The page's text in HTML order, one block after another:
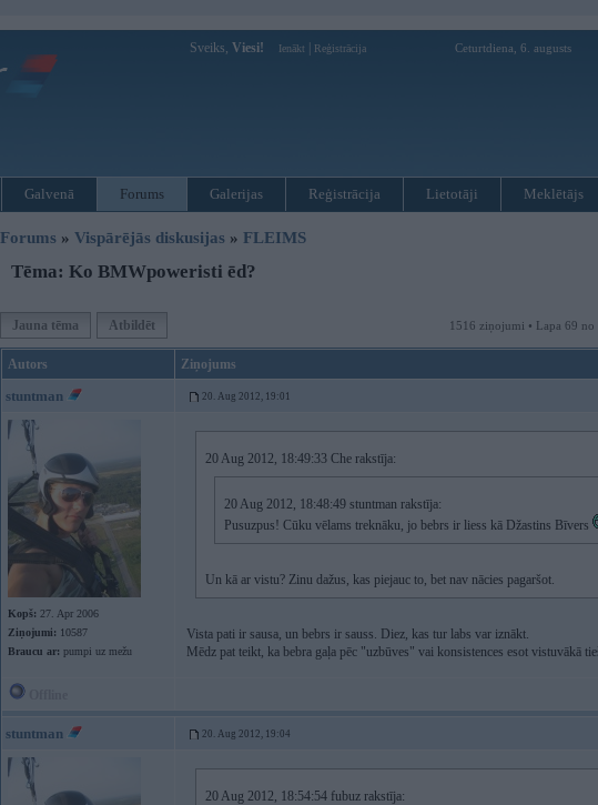
Sveiks, Viesi! Ienākt Reģistrācija Ceturtdiena, 6. augusts
Galvenā Forums Galerijas Reģistrācija Lietotāji Meklētājs
Forums » Vispārējās diskusijas » FLEIMS
Tēma: Ko BMWpoweristi ēd?
Jauna tēma Atbildēt 1516 ziņojumi • Lapa 69 no
Autors Ziņojums
stuntman 20. Aug 2012, 19:01
Kopš: 27. Apr 2006
Ziņojumi: 10587
Braucu ar: pumpi uz mežu
20 Aug 2012, 18:49:33 Che rakstīja:
20 Aug 2012, 18:48:49 stuntman rakstīja:
Pusuzpus! Cūku vēlams treknāku, jo bebrs ir liess kā Džastins Bīvers
Un kā ar vistu? Zinu dažus, kas piejauc to, bet nav nācies pagaršot.
Vista pati ir sausa, un bebrs ir sauss. Diez, kas tur labs var iznākt.
Mēdz pat teikt, ka bebra gaļa pēc "uzbūves" vai konsistences esot vistuvākā
stuntman 20. Aug 2012, 19:04
20 Aug 2012, 18:54:54 fubuz rakstīja: